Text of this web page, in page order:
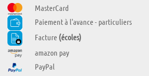
MasterCard
Paiement à l'avance - particuliers
Facture (écoles)
amazon pay
PayPal